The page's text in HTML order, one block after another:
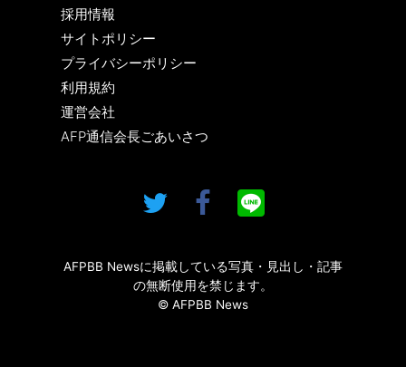
採用情報
サイトポリシー
プライバシーポリシー
利用規約
運営会社
AFP通信会長ごあいさつ
AFPBB Newsに掲載している写真・見出し・記事
の無断使用を禁じます。
© AFPBB News